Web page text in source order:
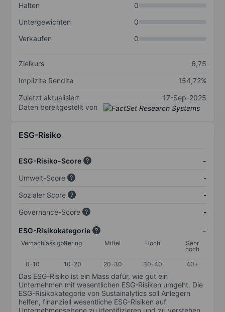
Halten
0
Untergewichten
0
Verkaufen
0
Zielkurs
6,75
Implizite Rendite
154,72%
Zuletzt aktualisiert
17-Sep-2025
Daten bereitgestellt von
ESG-Risiko
ESG-Risiko-Score
-
Umwelt-Score
-
Sozialer Score
-
Governance-Score
-
ESG-Risikokategorie -
VernachlässigbarGering Mittel Hoch
Sehr
hoch
0-10
10-20 20-30 30-40 40+
Das ESG-Risiko ist ein Mass dafür, wie gut ein
Unternehmen mit wesentlichen ESG-Risiken umgeht. Die
ESG-Risikokategorie von Sustainalytics soll Anlegern
helfen, finanziell wesentliche ESG-Risiken auf
Unternehmensebene zu identifizieren und zu verstehen,